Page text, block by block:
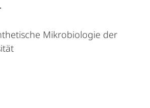
Mikrobiologie der